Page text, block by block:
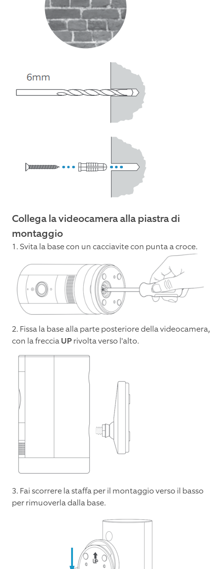
Collega la videocamera alla piastra di
montaggio
1. Svita la base con un cacciavite con punta a croce.
2. Fissa la base alla parte posteriore della videocamera,
con la frecciaUPrivolta verso l'alto.
3. Fai scorrere la staffa per il montaggio verso il basso
per rimuoverla dalla base.